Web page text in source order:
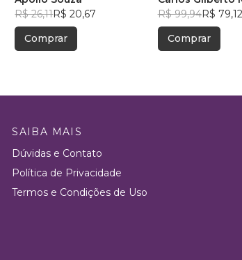
R$ 26,11R$ 20,67
Comprar
Rodrigues
Ferrari
R$ 99,94R$ 79,12
Comprar
SAIBA MAIS
Dúvidas e Contato
Política de Privacidade
Termos e Condições de Uso